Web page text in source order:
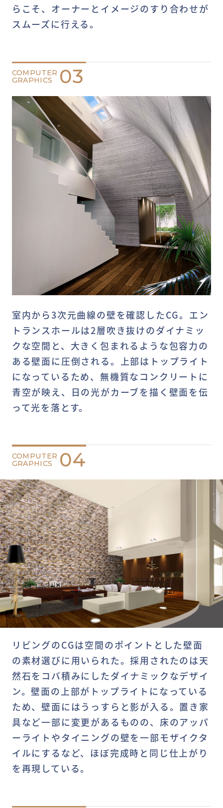
らこそ、オーナーとイメージのすり合わせが
スムーズに行える。
COMPUTER
GRAPHICS
03
室内から3次元曲線の壁を確認したCG。エン
トランスホールは2層吹き抜けのダイナミッ
クな空間と、大きく包まれるような包容力の
ある壁面に圧倒される。上部はトップライト
になっているため、無機質なコンクリートに
青空が映え、日の光がカーブを描く壁面を伝
って光を落とす。
COMPUTER
GRAPHICS
04
リビングのCGは空間のポイントとした壁面
の素材選びに用いられた。採用されたのは天
然石をコバ積みにしたダイナミックなデザイ
ン。壁面の上部がトップライトになっている
ため、壁面にはうっすらと影が入る。置き家
具など一部に変更があるものの、床のアッパ
ーライトやタイニングの壁を一部モザイクタ
イルにするなど、ほぼ完成時と同じ仕上がり
を再現している。